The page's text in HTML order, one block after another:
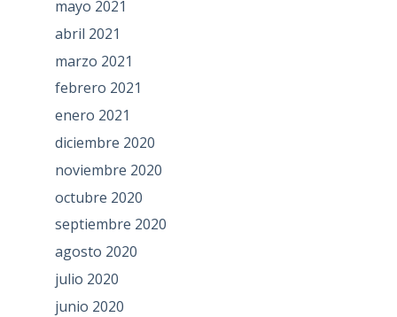
mayo 2021
abril 2021
marzo 2021
febrero 2021
enero 2021
diciembre 2020
noviembre 2020
octubre 2020
septiembre 2020
agosto 2020
julio 2020
junio 2020